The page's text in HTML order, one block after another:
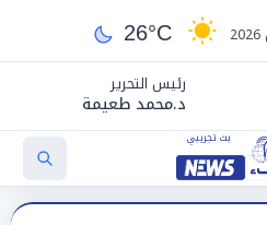
26°C
رئيس التحرير
د.محمد طعيمة